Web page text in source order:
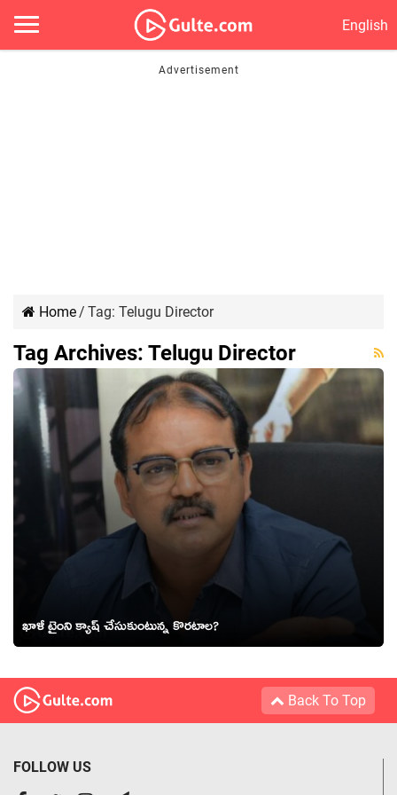
English
Home/ Tag: Telugu Director
Tag Archives: Telugu Director
ఖాళీ టైంని క్యాష్ చేసుకుంటున్న కొరటాల?
Back To Top
FOLLOW US